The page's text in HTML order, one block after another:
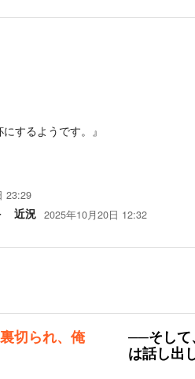
するようです。』
23:29
近況 2025年10月20日 12:32
切られ、俺
──そして
は話し